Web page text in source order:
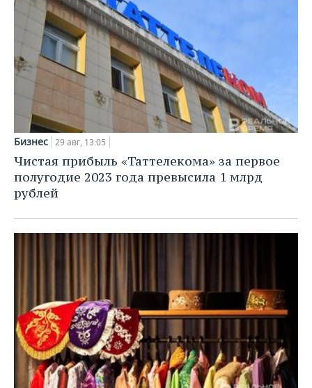
Бизнес 29 авг, 13:05
Чистая прибыль «Таттелекома» за первое
полугодие 2023 года превысила 1 млрд
рублей